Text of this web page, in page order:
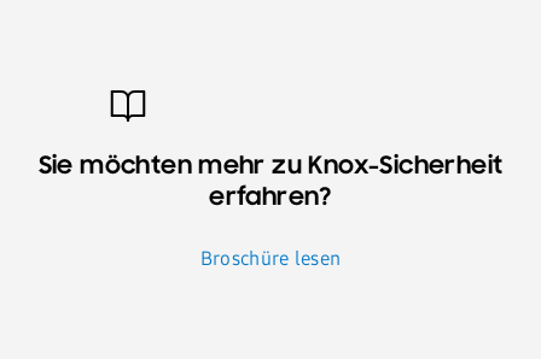
Sie möchten mehr zu Knox-Sicherheit
erfahren?
Broschüre lesen